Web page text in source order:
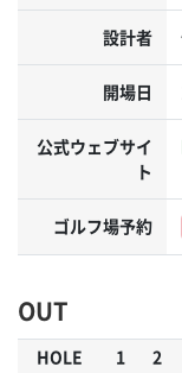
設計者
開場日
公式ウェブサイ
ト
ゴルフ場予約
OUT
HOLE 1 2